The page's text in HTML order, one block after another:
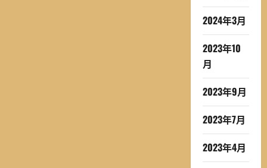
2024年3月
2023年10
月
2023年9月
2023年7月
2023年4月